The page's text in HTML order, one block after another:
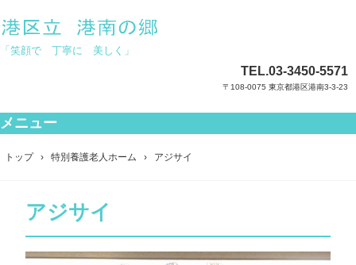
「笑顔で 丁寧に 美しく」
TEL.03-3450-5571
〒108-0075 東京都港区港南3-3-23
メニュー
ントップ › 特別養護老人ホーム › アジサイ
アジサイ